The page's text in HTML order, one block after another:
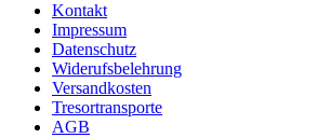
Kontakt
Impressum
Datenschutz
Widerufsbelehrung
Versandkosten
Tresortransporte
AGB